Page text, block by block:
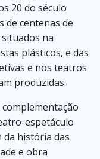
20 do século
de centenas de
na
plásticos, e das
e nos teatros
produzidas.
espetáculo
da história das
e obra